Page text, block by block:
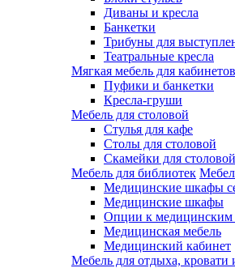
Диваны и кресла
Банкетки
Трибуны для
Театральные кресла
Мягкая мебель для
Пуфики и банкетки
Кресла-груши
Мебель для столовой
Cтулья для кафе
Cтолы для столовой
Скамейки для столовой
Мебель для библиотек
Медицинские шкафы
Медицинские шкафы
Опции к
Медицинская мебель
Медицинский кабинет
Мебель для отдыха,